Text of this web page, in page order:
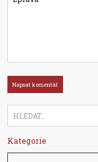
Kategorie